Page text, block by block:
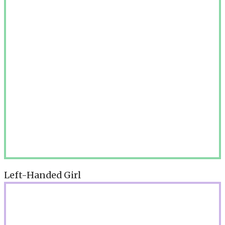
Left-Handed Girl